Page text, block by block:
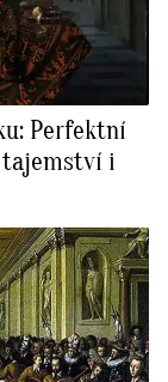
Perfektní
tajemství i